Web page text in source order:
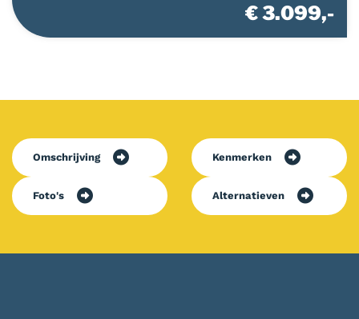
€ 3.099,-
Omschrijving Kenmerken
Foto's Alternatieven